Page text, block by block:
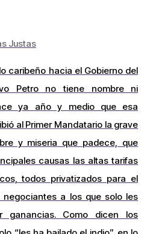
caribeño hacia el Gobierno del
Petro no tiene nombre ni
ya año y medio que esa
al Primer Mandatario la grave
y miseria que padece, que
causas las altas tarifas
todos privatizados para el
negociantes a los que solo les
ganancias. Como dicen los